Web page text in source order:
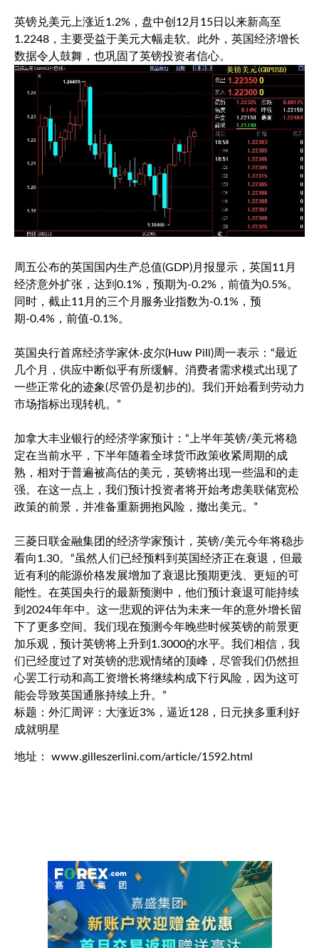
英镑兑美元 上涨近1.2%，盘中创12月15日以来新高至
1.2248，主要受益于美元大幅走软。此外，英国经济增长
数据令人鼓舞，也巩固了英镑投资者信心。
周五公布的英国国内生产总值(GDP)月报显示，英国11月
经济意外扩张，达到0.1%，预期为-0.2%，前值为0.5%。
同时，截止11月的三个月服务业指数为-0.1%，预
期-0.4%，前值-0.1%。
英国央行首席经济学家休·皮尔(Huw Pill)周一表示：“最近
几个月，供应中断似乎有所缓解。消费者需求模式出现了
一些正常化的迹象(尽管仍是初步的)。我们开始看到劳动力
市场指标出现转机。”
加拿大丰业银行的经济学家预计：“上半年英镑/美元将稳
定在当前水平，下半年随着全球货币政策收紧周期的成
熟，相对于普遍被高估的美元，英镑将出现一些温和的走
强。在这一点上，我们预计投资者将开始考虑美联储宽松
政策的前景，并准备重新拥抱风险，撤出美元。”
三菱日联金融集团的经济学家预计，英镑/美元今年将稳步
看向1.30。“虽然人们已经预料到英国经济正在衰退，但最
近有利的能源价格发展增加了衰退比预期更浅、更短的可
能性。在英国央行的最新预测中，他们预计衰退可能持续
到2024年年中。这一悲观的评估为未来一年的意外增长留
下了更多空间。我们现在预测今年晚些时候英镑的前景更
加乐观，预计英镑将上升到1.3000的水平。我们相信，我
们已经度过了对英镑的悲观情绪的顶峰，尽管我们仍然担
心罢工行动和高工资增长将继续构成下行风险，因为这可
能会导致英国通胀持续上升。”
标题：外汇周评：大涨近3%，逼近128，日元挟多重利好
成就明星
地址： www.gilleszerlini.com/article/1592.html